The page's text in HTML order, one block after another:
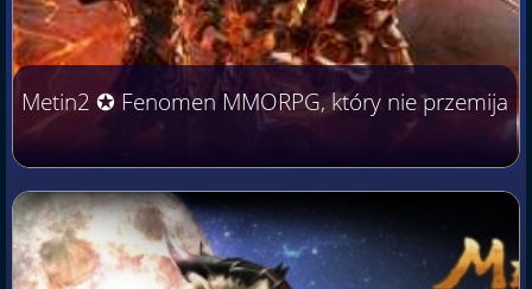
Metin2 ✪ Fenomen MMORPG, który nie przemija